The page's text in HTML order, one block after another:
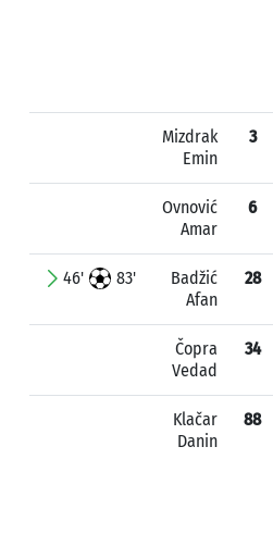
Mizdrak
Emin
3
Ovnović
Amar
6
46' 83'
Badžić
Afan
28
Čopra
Vedad
34
Klačar
Danin
88